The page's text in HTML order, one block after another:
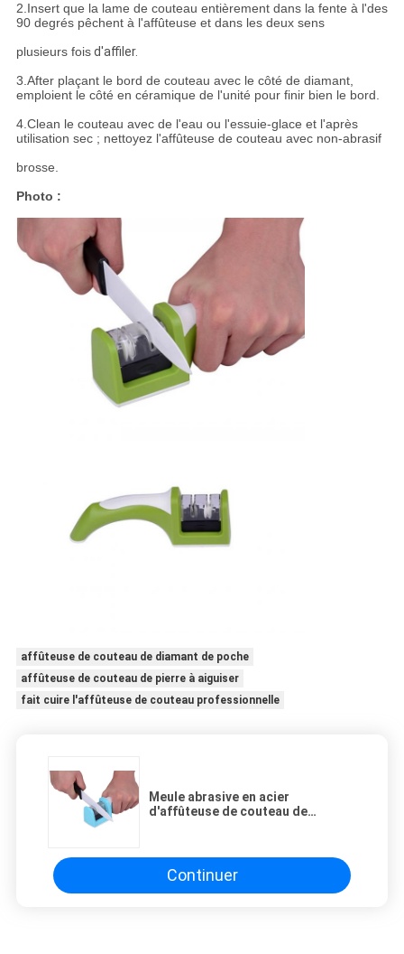
2.Insert que la lame de couteau entièrement dans la fente à l'des
90 degrés pêchent à l'affûteuse et dans les deux sens
plusieurs foisd'affiler.
3.After plaçant le bord de couteau avec le côté de diamant,
emploient le côté en céramique de l'unité pour finir bien le bord.
4.Clean le couteau avec de l'eau ou l'essuie-glace et l'après
utilisation sec ; nettoyez l'affûteuse de couteau avec non-abrasif
brosse.
Photo :
affûteuse de couteau de diamant de poche
affûteuse de couteau de pierre à aiguiser
fait cuire l'affûteuse de couteau professionnelle
Meule abrasive en acier
d'affûteuse de couteau de
Continuer